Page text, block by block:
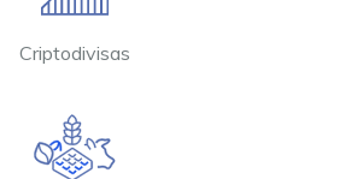
Criptodivisas